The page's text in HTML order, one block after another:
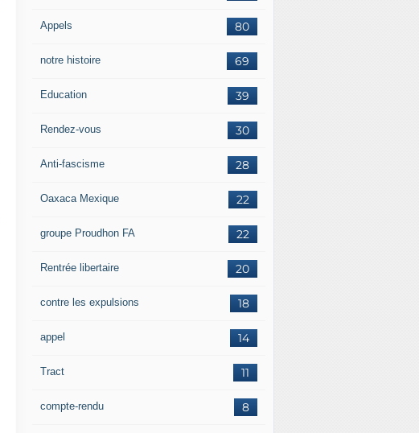
80
Appels
69
notre histoire
39
Education
30
Rendez-vous
28
Anti-fascisme
22
Oaxaca Mexique
22
groupe Proudhon FA
20
Rentrée libertaire
18
contre les expulsions
14
appel
11
Tract
8
compte-rendu